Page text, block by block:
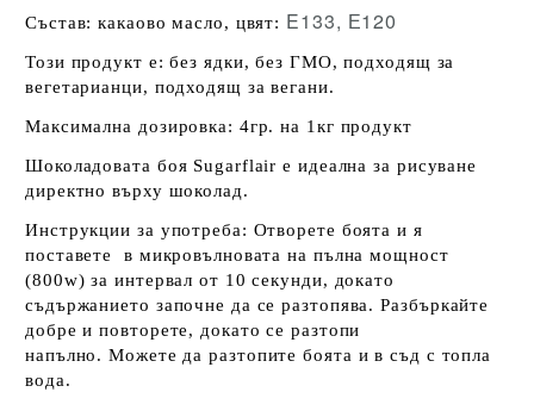
Състав: какаово масло, цвят: E133, Е120
Този продукт е: без ядки, без ГМО, подходящ за
вегетарианци, подходящ за вегани.
Максимална дозировка: 4гр. на 1кг продукт
Шоколадовата боя Sugarflair е идеална за рисуване
директно върху шоколад.
Инструкции за употреба: Отворете боята и я
поставете в микровълновата на пълна мощност
(800w) за интервал от 10 секунди, докато
съдържанието започне да се разтопява. Разбъркайте
добре и повторете, докато се разтопи
напълно. Можете да разтопите боята и в съд с топла
вода.